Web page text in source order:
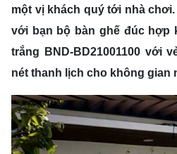
một vị khách quý tới nhà
với bạn bộ bàn ghế đúc hợp
trắng BND-BD21001100 với
nét thanh lịch cho không gian